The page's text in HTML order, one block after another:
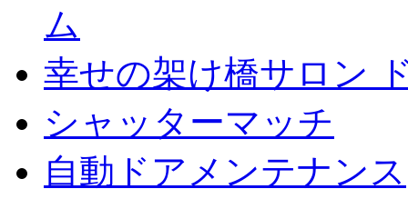
ム
幸せの架け橋サロン
シャッターマッチ
自動ドアメンテナンス